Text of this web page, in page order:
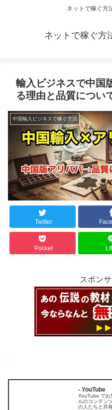
ネットで稼ぐ方
ネットで稼ぐ方
輸入ビジネスで中国
る理由と品質につい
中国輸入ビジネスで稼ぐ方法
Twitter
Pocket
スポン
- YouTube
YouTube でお
ルのコンテン
の人たちと共